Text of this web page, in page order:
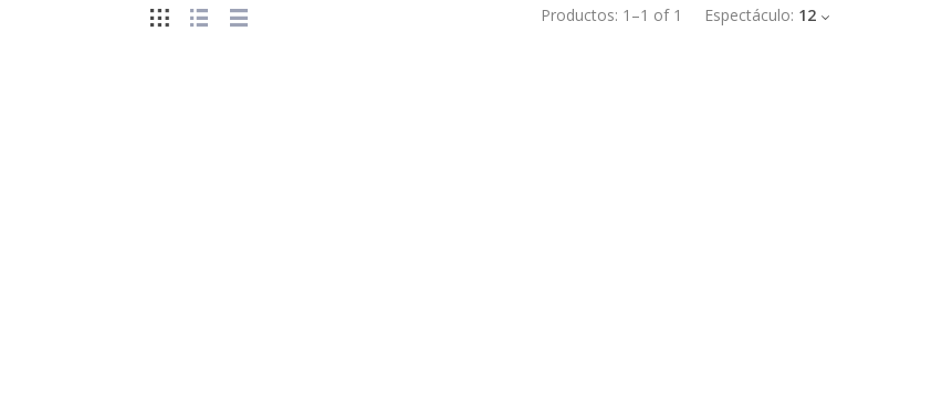
Productos: 1 –1 of 1 Espectáculo: 12